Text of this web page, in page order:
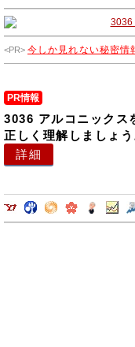
などを取り扱っておりま
品、金属加工部品、プレ
り扱っております。
今しか見れない秘密情
PR情報
3036 アルコニックス
正しく理解しましょ
詳細